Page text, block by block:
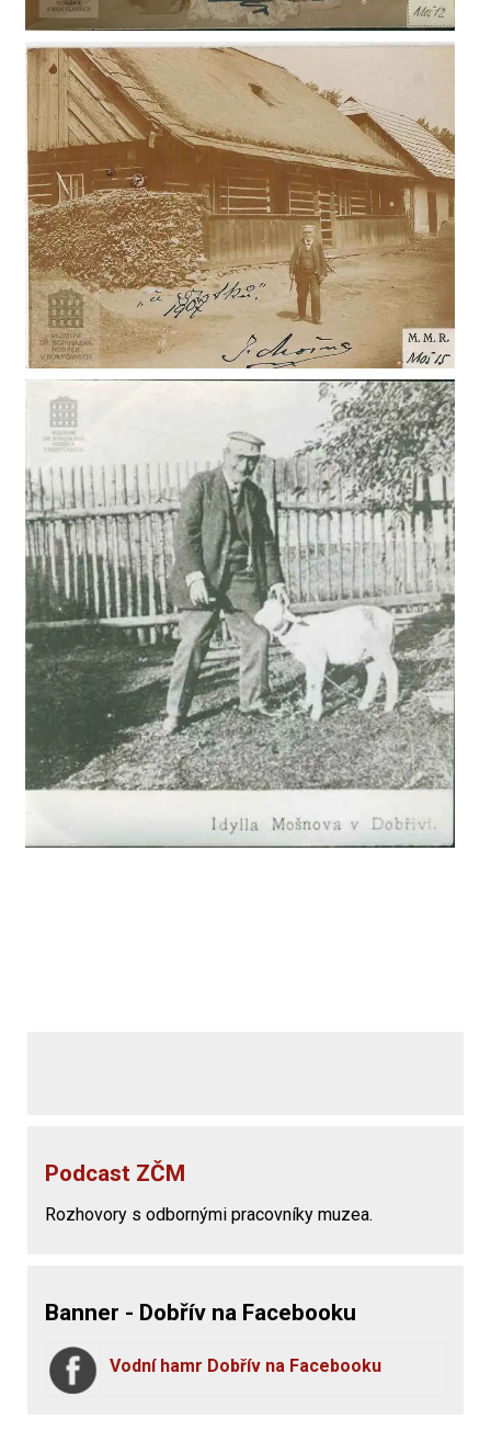
Podcast ZČM
Rozhovory s odbornými pracovníky muzea.
Banner - Dobřív na Facebooku
Vodní hamr Dobřív na Facebooku